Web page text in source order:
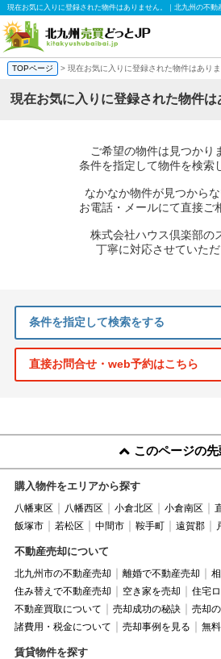
現在お気に入りに登録された物件はありません。｜北九州の不
TOPページ > 現在お気に入りに登録された物件はありま
現在お気に入りに登録された物件は
ご希望の物件は見つかり
条件を指定して物件を検索
なかなか物件が見つから
お電話・メールにて直接ご
株式会社ハウス倶楽部の
丁寧に対応させていただ
条件を指定して検索をする
直接お問合せ・web予約はこちら
このページの先
購入物件をエリアから探す
八幡東区 八幡西区 小倉北区 小倉南区
飯塚市
若松区 中間市 鞍手町 遠賀郡
不動産売却について
北九州市の不動産売却 離婚で不動産売却
住み替えで不動産売却
空き家を売却
住宅
不動産買取について
売却成功の秘訣
売却
諸費用・税金について
売却事例を見る 無
賃貸物件を探す